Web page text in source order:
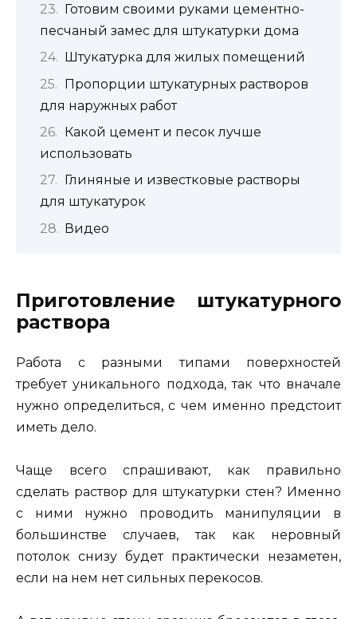
Готовим своими руками цементно-
песчаный замес для штукатурки дома
Штукатурка для жилых помещений
Пропорции штукатурных растворов
для наружных работ
Какой цемент и песок лучше
использовать
Глиняные и известковые растворы
для штукатурок
Видео
Приготовление штукатурного
раствора
Работа с разными типами поверхностей
требует уникального подхода, так что вначале
нужно определиться, с чем именно предстоит
иметь дело.
Чаще всего спрашивают, как правильно
сделать раствор для штукатурки стен? Именно
с ними нужно проводить манипуляции в
большинстве случаев, так как неровный
потолок снизу будет практически незаметен,
если на нем нет сильных перекосов.